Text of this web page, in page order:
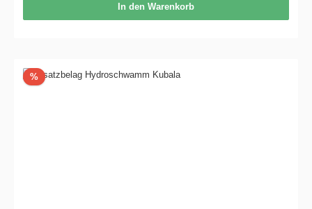
In den Warenkorb
%Rabatt